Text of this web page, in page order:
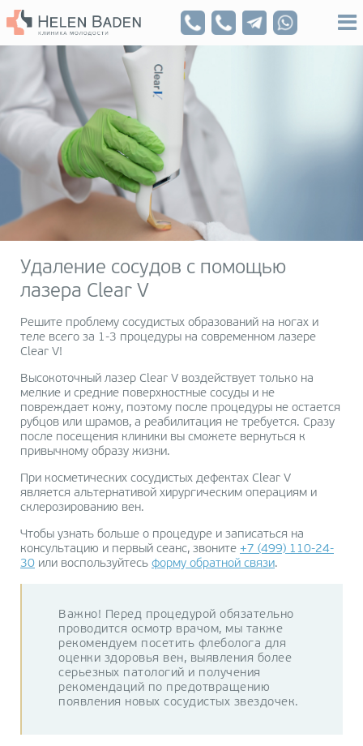
Удаление сосудов с помощью
лазера Clear V
Решите проблему сосудистых образований на ногах и
теле всего за 1-3 процедуры на современном лазере
Clear V!
Высокоточный лазер Clear V воздействует только на
мелкие и средние поверхностные сосуды и не
повреждает кожу, поэтому после процедуры не остается
рубцов или шрамов, а реабилитация не требуется. Сразу
после посещения клиники вы сможете вернуться к
привычному образу жизни.
При косметических сосудистых дефектах Clear V
является альтернативой хирургическим операциям и
склерозированию вен.
Чтобы узнать больше о процедуре и записаться на
консультацию и первый сеанс, звоните +7 (499) 110-24-
30 или воспользуйтесь форму обратной связи.
Важно! Перед процедурой обязательно
проводится осмотр врачом, мы также
рекомендуем посетить флеболога для
оценки здоровья вен, выявления более
серьезных патологий и получения
рекомендаций по предотвращению
появления новых сосудистых звездочек.